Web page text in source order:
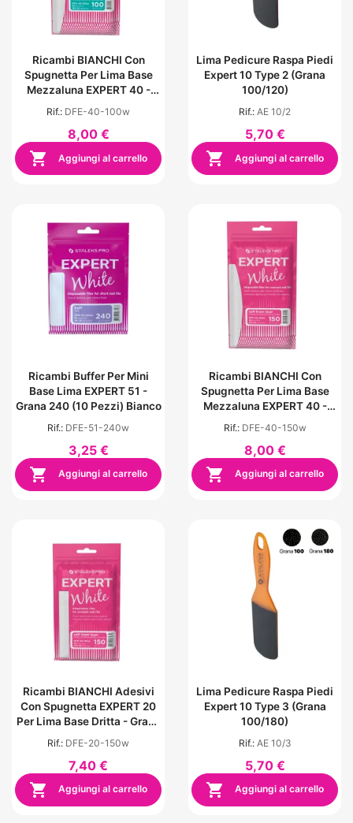
Ricambi BIANCHI Con
Spugnetta Per Lima Base
Mezzaluna EXPERT 40 -
Grana 100 (30 Pezzi)
Rif.: DFE-40-100w
8,00 €
 Aggiungi al carrello
Lima Pedicure Raspa Piedi
Expert 10 Type 2 (grana
100/120)
Rif.: AE 10/2
5,70 €
 Aggiungi al carrello
Ricambi Buffer Per Mini
Base Lima EXPERT 51 -
Grana 240 (10 Pezzi) Bianco
Rif.: DFE-51-240w
3,25 €
 Aggiungi al carrello
Ricambi BIANCHI Con
Spugnetta Per Lima Base
Mezzaluna EXPERT 40 -
Rif.: DFE-40-150w
8,00 €
 Aggiungi al carrello
Ricambi BIANCHI Adesivi
Con Spugnetta EXPERT 20
Per Lima Base Dritta - Grana
150 (30 Pezzi)
Rif.: DFE-20-150w
7,40 €
 Aggiungi al carrello
Lima Pedicure Raspa Piedi
Expert 10 Type 3 (grana
100/180)
Rif.: AE 10/3
5,70 €
 Aggiungi al carrello